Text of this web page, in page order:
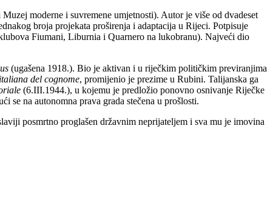
moderne i suvremene umjetnosti). Autor je više od dvadeset
broja projekata proširenja i adaptacija u Rijeci. Potpisuje
Fiumani, Liburnia i Quarnero na lukobranu). Najveći dio
(ugašena 1918.). Bio je aktivan i u riječkim političkim previranjima
del cognome, promijenio je prezime u Rubini. Talijanska ga
(6.III.1944.), u kojemu je predložio ponovno osnivanje Riječke
se na autonomna prava grada stečena u prošlosti.
posmrtno proglašen državnim neprijateljem i sva mu je imovina